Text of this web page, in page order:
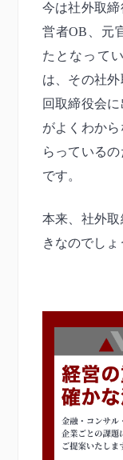
今は社外取
営者OB、元
たとなって
は、その社
回取締役会
がよくわか
らっている
です。
本来、社外
きなのでしょ